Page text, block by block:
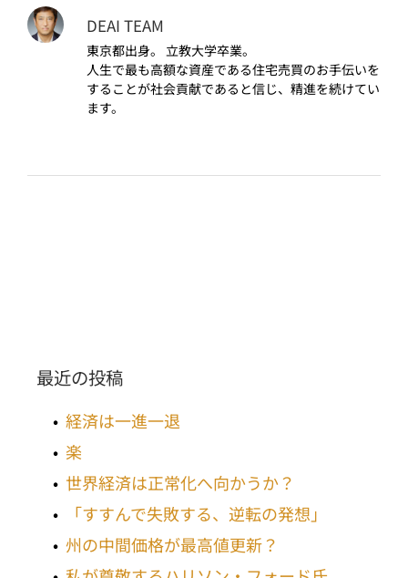
DEAI TEAM
東京都出身。 立教大学卒業。
人生で最も高額な資産である住宅売買のお手伝いを
することが社会貢献であると信じ、精進を続けてい
ます。
最近の投稿
経済は一進一退
楽
世界経済は正常化へ向かうか？
「すすんで失敗する、逆転の発想」
州の中間価格が最高値更新？